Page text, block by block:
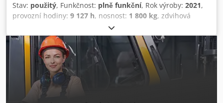
Stav: použitý, Funkčnost: plně funkční, Rok výroby: 2021,
provozní hodiny: 9 127 h, nosnost: 1 800 kg, zdvihová
, volný zdvih:1 719 mm
typ stožáru:triplex, stavební výška:2 321 mm, typ pohonu:
Treibgas, Plynový vysokozdvižný vozík Dodpfxszq Izze
Aateck ISO třída: ISO třída 2 = 1 000 - 2 500 kg Typ stožáru:
Triplex Stav: Připraven k provozu, plně funkční Technický
stav: dobrý Boční posuv, 3. ventil, topení, celokabina,